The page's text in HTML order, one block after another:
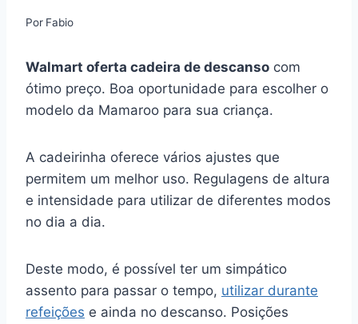
Por Fabio
Walmart oferta cadeira de descanso com
ótimo preço. Boa oportunidade para escolher o
modelo da Mamaroo para sua criança.
A cadeirinha oferece vários ajustes que
permitem um melhor uso. Regulagens de altura
e intensidade para utilizar de diferentes modos
no dia a dia.
Deste modo, é possível ter um simpático
assento para passar o tempo, utilizar durante
refeições e ainda no descanso. Posições